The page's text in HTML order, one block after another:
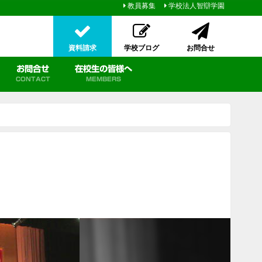
教員募集 学校法人智辯学園
資料請求 学校ブログ お問合せ
お問合せ
CONTACT
在校生の皆様へ
MEMBERS